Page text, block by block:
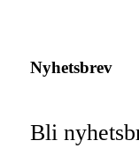
Nyhetsbrev
Bli